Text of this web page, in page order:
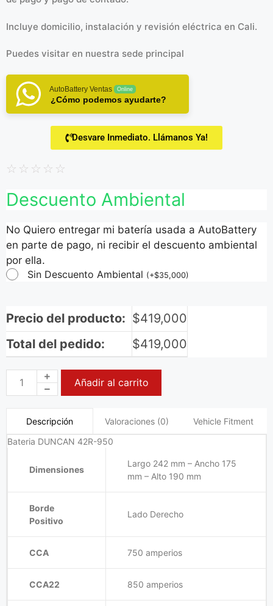
Incluye domicilio, instalación y revisión eléctrica en Cali.
Puedes visitar en nuestra sede principal
AutoBattery Ventas Online
¿Cómo podemos ayudarte?
Desvare Inmediato. Llámanos Ya!
☆ ☆ ☆ ☆ ☆
Descuento Ambiental
No Quiero entregar mi batería usada a AutoBattery
en parte de pago, ni recibir el descuento ambiental
por ella.
Sin Descuento Ambiental (+$35,000)
Precio del producto: $419,000
Total del pedido:
$419,000
Añadir al carrito
Descripción Valoraciones (0)
Vehicle Fitment
Bateria DUNCAN 42R-950
Dimensiones
Largo 242 mm – Ancho 175
mm – Alto 190 mm
Borde
Positivo
Lado Derecho
CCA 750 amperios
CCA22 850 amperios